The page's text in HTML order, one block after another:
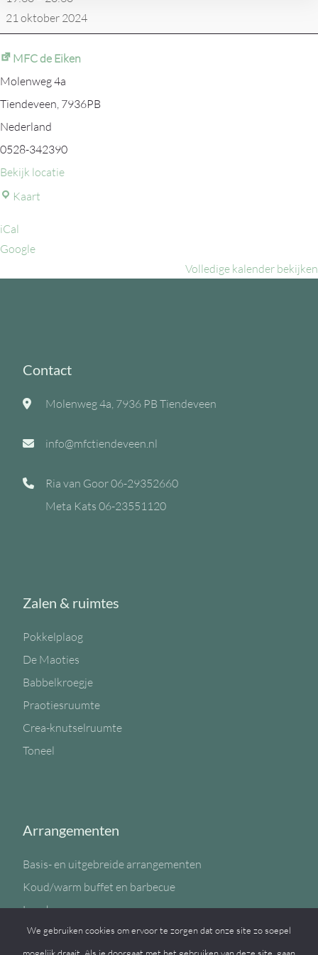
21 oktober 2024
MFC de Eiken
Molenweg 4a
Tiendeveen, 7936PB
Nederland
0528-342390
Bekijk locatie
Kaart
iCal
Google
Volledige kalender bekijken
Contact
Molenweg 4a, 7936 PB Tiendeveen
info@mfctiendeveen.nl
Ria van Goor06-29352660
Meta Kats 06-23551120
Zalen & ruimtes
Pokkelplaog
De Maoties
Babbelkroegje
Praotiesruumte
Crea-knutselruumte
Toneel
Arrangementen
Basis- en uitgebreide arrangementen
Koud/warm buffet en barbecue
Lunch
Sportzaal
We gebruiken cookies om ervoor te zorgen dat onze site zo soepel